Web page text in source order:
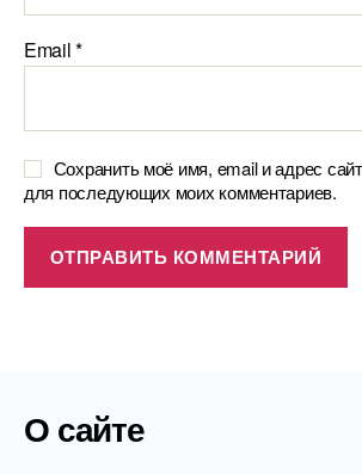
Email*
Сохранить моё имя, email и адрес
для последующих моих комментариев.
О сайте